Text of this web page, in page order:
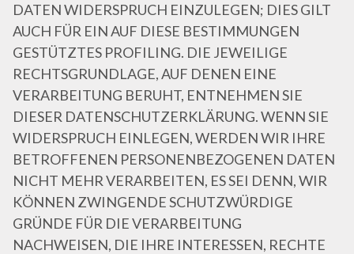
DATEN WIDERSPRUCH EINZULEGEN; DIES GILT
AUCH FÜR EIN AUF DIESE BESTIMMUNGEN
GESTÜTZTES PROFILING. DIE JEWEILIGE
RECHTSGRUNDLAGE, AUF DENEN EINE
VERARBEITUNG BERUHT, ENTNEHMEN SIE
DIESER DATENSCHUTZERKLÄRUNG. WENN SIE
WIDERSPRUCH EINLEGEN, WERDEN WIR IHRE
BETROFFENEN PERSONENBEZOGENEN DATEN
NICHT MEHR VERARBEITEN, ES SEI DENN, WIR
KÖNNEN ZWINGENDE SCHUTZWÜRDIGE
GRÜNDE FÜR DIE VERARBEITUNG
NACHWEISEN, DIE IHRE INTERESSEN, RECHTE